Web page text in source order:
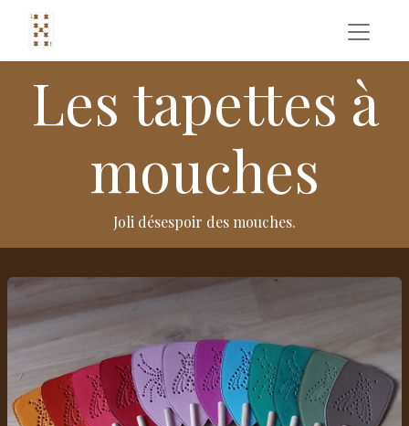
Les tapettes à
mouches
Joli désespoir des mouches.